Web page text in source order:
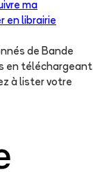
ma
en librairie
de Bande
en téléchargeant
à lister votre